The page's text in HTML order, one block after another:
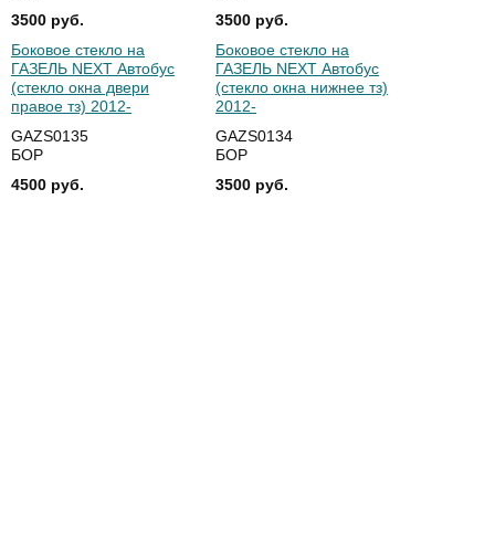
3500 руб.
3500 руб.
Боковое стекло на
ГАЗЕЛЬ NEXT Автобус
(стекло окна двери
правое тз) 2012-
GAZS0135
БОР
4500 руб.
Боковое стекло на
ГАЗЕЛЬ NEXT Автобус
(стекло окна нижнее тз)
2012-
GAZS0134
БОР
3500 руб.